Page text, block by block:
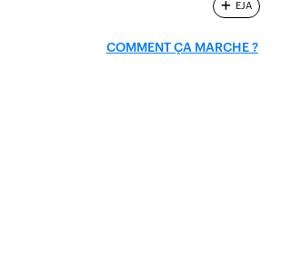
EJA
COMMENT ÇA MARCHE ?